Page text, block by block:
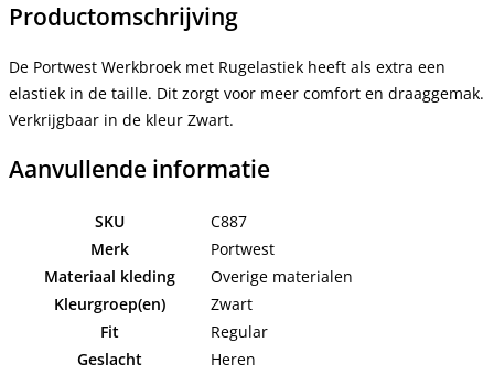
Productomschrijving
De Portwest Werkbroek met Rugelastiek heeft als extra een
elastiek in de taille. Dit zorgt voor meer comfort en draaggemak.
Verkrijgbaar in de kleur Zwart.
Aanvullende informatie
SKU
C887
Merk
Portwest
Materiaal kleding
Overige materialen
Kleurgroep(en)
Zwart
Fit
Regular
Geslacht
Heren